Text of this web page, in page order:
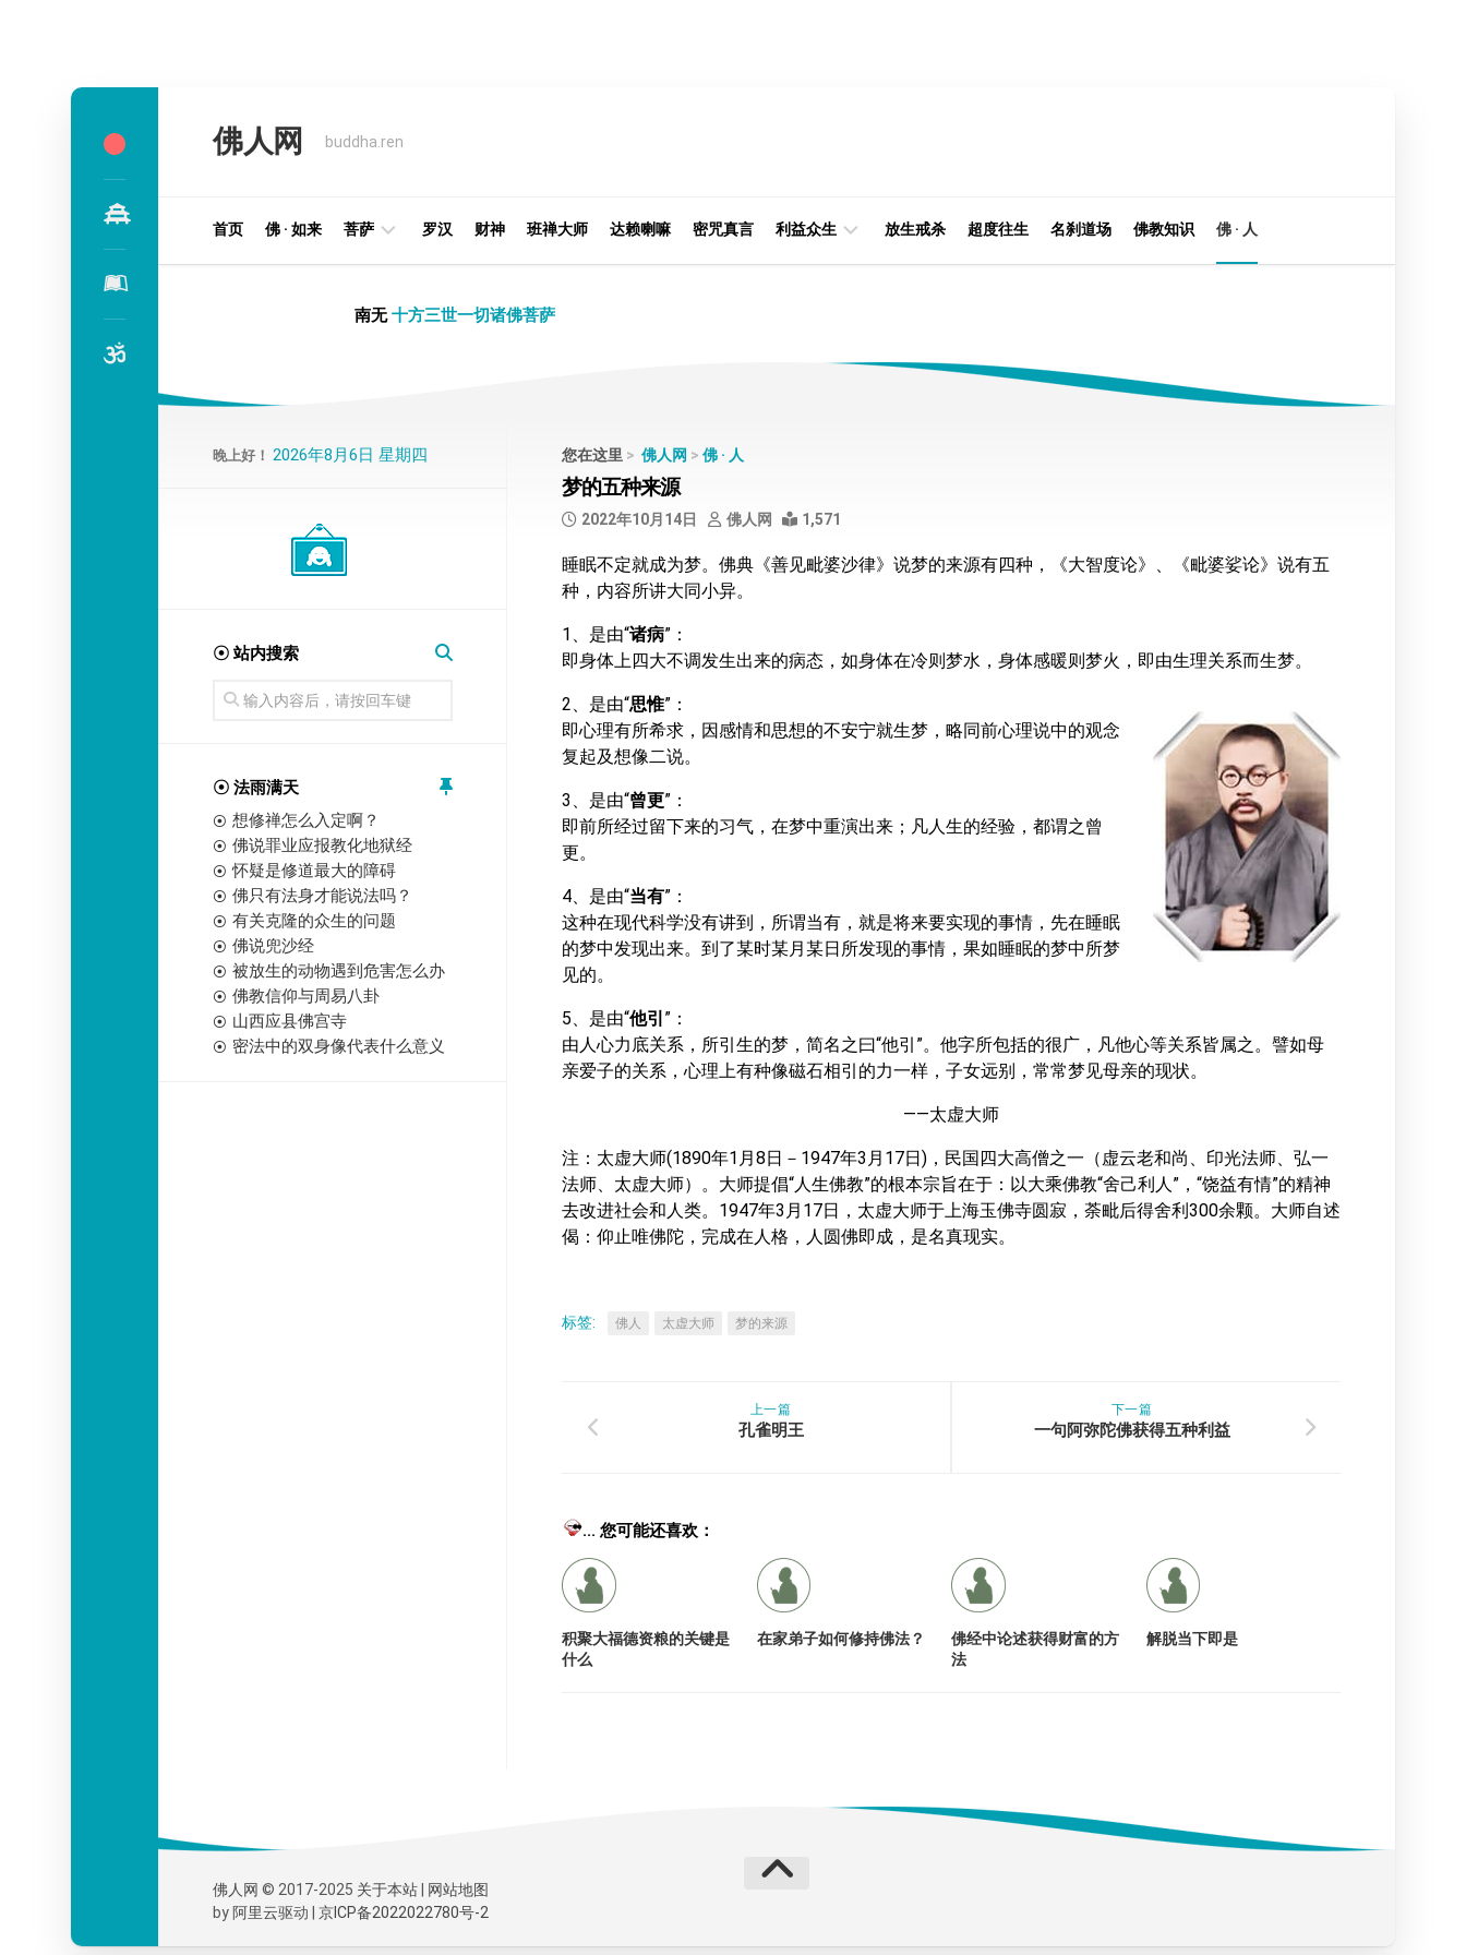
佛人网 buddha.ren
首页 佛 · 如来 菩萨
王
罗汉 财神 班禅大师 达赖喇嘛 密咒真言 利益众生
阿
若
严
大
集
集
部
部
史
传
部
放生戒杀 超度往生 名刹道场 佛教知识 佛 · 人
南无十方三世一切诸佛菩萨
您在这里 > 佛人网 > 佛 · 人
梦的五种来源
2022年10月14日 佛人网 1,571
睡眠不定就成为梦。佛典《善见毗婆沙律》说梦的来源有四种，《大智度论》、《毗婆娑论》说有五
种，内容所讲大同小异。
1、是由“诸病”：
即身体上四大不调发生出来的病态，如身体在冷则梦水，身体感暖则梦火，即由生理关系而生梦。
2、是由“思惟”：
即心理有所希求，因感情和思想的不安宁就生梦，略同前心理说中的观念
复起及想像二说。
3、是由“曾更”：
即前所经过留下来的习气，在梦中重演出来；凡人生的经验，都谓之曾
更。
4、是由“当有”：
这种在现代科学没有讲到，所谓当有，就是将来要实现的事情，先在睡眠
的梦中发现出来。到了某时某月某日所发现的事情，果如睡眠的梦中所梦
见的。
5、是由“他引 ”：
由人心力底关系，所引生的梦，简名之曰“他引”。他字所包括的很广，凡他心等关系皆属之。譬如母
亲爱子的关系，心理上有种像磁石相引的力一样，子女远别，常常梦见母亲的现状。
——太虚大师
注：太虚大师(1890年1月8日－1947年3月17日)，民国四大高僧之一（虚云老和尚、印光法师、弘一
法师、太虚大师）。大师提倡“人生佛教”的根本宗旨在于：以大乘佛教“舍己利人”，“饶益有情”的精神
去改进社会和人类。1947年3月17日，太虚大师于上海玉佛寺圆寂，荼毗后得舍利300余颗。大师自述
偈：仰止唯佛陀，完成在人格，人圆佛即成，是名真现实。
标签: 佛人 太虚大师 梦的来源
下一篇
一句阿弥陀佛获得五种利益
上一篇
孔雀明王
... 您可能还喜欢：
积聚大福德资粮的关键是
什么
在家弟子如何修持佛法？
佛经中论述获得财富的方
法
解脱当下即是
晚上好！ 2026年8月6日 星期四
☉ 站内搜索
☉ 法雨满天
想修禅怎么入定啊？
佛说罪业应报教化地狱经
怀疑是修道最大的障碍
佛只有法身才能说法吗？
有关克隆的众生的问题
佛说兜沙经
被放生的动物遇到危害怎么办
佛教信仰与周易八卦
山西应县佛宫寺
密法中的双身像代表什么意义
佛人网 © 2017-2025 关于本站
网站地图
by 阿里云驱动 | 京ICP备2022022780号-2